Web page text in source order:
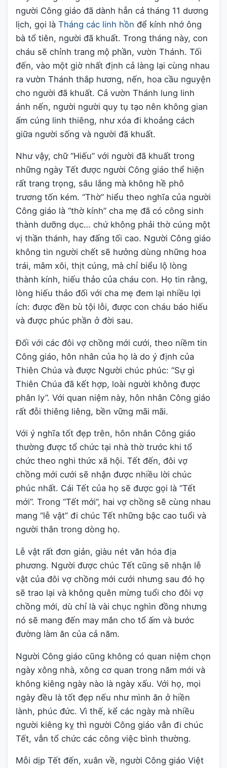
người Công giáo đã dành hẳn cả tháng 11 dương
lịch, gọi là Tháng các linh hồn để kính nhớ ông
bà tổ tiên, người đã khuất. Trong tháng này, con
cháu sẽ chỉnh trang mộ phần, vườn Thánh. Tối
đến, vào một giờ nhất định cả làng lại cùng nhau
ra vườn Thánh thắp hương, nến, hoa cầu nguyện
cho người đã khuất. Cả vườn Thánh lung linh
ánh nến, người người quy tụ tạo nên không gian
ấm cúng linh thiêng, như xóa đi khoảng cách
giữa người sống và người đã khuất.
Như vậy, chữ “Hiếu” với người đã khuất trong
những ngày Tết được người Công giáo thể hiện
rất trang trọng, sâu lắng mà không hề phô
trương tốn kém. “Thờ” hiểu theo nghĩa của người
Công giáo là “thờ kính” cha mẹ đã có công sinh
thành dưỡng dục… chứ không phải thờ cúng một
vị thần thánh, hay đấng tối cao. Người Công giáo
không tin người chết sẽ hưởng dùng những hoa
trái, mâm xôi, thịt cúng, mà chỉ biểu lộ lòng
thành kính, hiếu thảo của cháu con. Họ tin rằng,
lòng hiếu thảo đối với cha mẹ đem lại nhiều lợi
ích: được đền bù tội lỗi, được con cháu báo hiếu
và được phúc phần ở đời sau.
Đối với các đôi vợ chồng mới cưới, theo niềm tin
Công giáo, hôn nhân của họ là do ý định của
Thiên Chúa và được Người chúc phúc: “Sự gì
Thiên Chúa đã kết hợp, loài người không được
phân ly”. Với quan niệm này, hôn nhân Công giáo
rất đỗi thiêng liêng, bền vững mãi mãi.
Với ý nghĩa tốt đẹp trên, hôn nhân Công giáo
thường được tổ chức tại nhà thờ trước khi tổ
chức theo nghi thức xã hội. Tết đến, đôi vợ
chồng mới cưới sẽ nhận được nhiều lời chúc
phúc nhất. Cái Tết của họ sẽ được gọi là “Tết
mới”. Trong “Tết mới”, hai vợ chồng sẽ cùng nhau
mang “lễ vật” đi chúc Tết những bậc cao tuổi và
người thân trong dòng họ.
Lễ vật rất đơn giản, giàu nét văn hóa địa
phương. Người được chúc Tết cũng sẽ nhận lễ
vật của đôi vợ chồng mới cưới nhưng sau đó họ
sẽ trao lại và không quên mừng tuổi cho đôi vợ
chồng mới, dù chỉ là vài chục nghìn đồng nhưng
nó sẽ mang đến may mắn cho tổ ấm và bước
đường làm ăn của cả năm.
Người Công giáo cũng không có quan niệm chọn
ngày xông nhà, xông cơ quan trong năm mới và
không kiêng ngày nào là ngày xấu. Với họ, mọi
ngày đều là tốt đẹp nếu như mình ăn ở hiền
lành, phúc đức. Vì thế, kể các ngày mà nhiều
người kiêng kỵ thì người Công giáo vẫn đi chúc
Tết, vẫn tổ chức các công việc bình thường.
Mỗi dịp Tết đến, xuân về, người Công giáo Việt